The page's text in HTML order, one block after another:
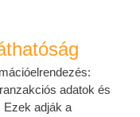
adatok és
Ezek adják a